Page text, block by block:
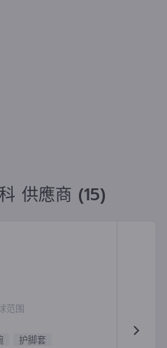
供應商 (15)
范围
护脚套